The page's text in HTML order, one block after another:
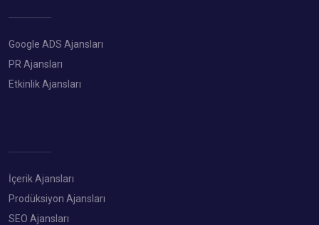
Google ADS Ajansları
PR Ajansları
Etkinlik Ajansları
İçerik Ajansları
Prodüksiyon Ajansları
SEO Ajansları